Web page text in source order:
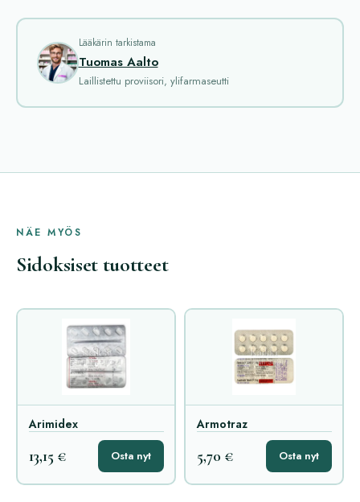
Lääkärin tarkistama
Tuomas Aalto
Laillistettu proviisori, ylifarmaseutti
NÄE MYÖS
Sidoksiset tuotteet
Arimidex
13,15 € Osta nyt
Armotraz
5,70 € Osta nyt